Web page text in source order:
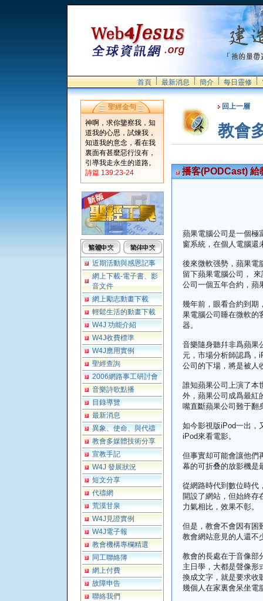
首頁 最新消息 簡介 每日靈修
聖經金句
神啊，求你鑒察我，知
道我的心思，試煉我，
知道我的意念，看在我
裏面有甚麼惡行沒有，
引導我走永生的道路。
詩篇 139:23-24
近期活動與感恩記事
網上下載-電子書、影
音文件
網上勵志動畫下載
輕鬆生活的動畫下載
W4J 功能介紹
W4J收費標準
W4J應用實例
聖經查詢
2006網路事工研討會
音樂詩歌點播
目錄導覽
最新消息
異象、使命、與代禱
教會多媒體技術分享
宣教手記
W4J 發展狀況
短文分享
代禱網
荒漠甘泉
W4J見證實例
W4J電子報
教會機構專欄精選
同工聯絡簿
網上付費
故障申告
聯絡我們
回上一層
教會
播客(PODCast) 給
蘋果電腦公司是一個極
窗系統，在個人電腦還
後來微軟强勢，蘋果電
留下蘋果電腦公司，
公司一個五年合約，蘋
幾年前，眼看合約到期
果電腦公司睡在微軟的
器。
音樂隨身聽幷非爲蘋果
元，市場分析師認爲，
公司的下場，將是被人
誰知蘋果公司上演了本
外，蘋果公司成爲最紅
嘴直斷蘋果公司難于翻
如今影視版iPod一出，
iPod來看電影。
但事實却可能會讓他們
幕的可折叠的放影機是
從網路時代到數位時代
開設了網站，但始終存
力氣相比，效果不彰。
但是，教會不會因有困
教會網站意見的人還不
教會的長處在于音像部
主日學，大都是聲像形
換成文字，就是要求收
幾個人在家裏會呆坐電